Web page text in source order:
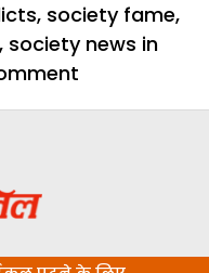
, society fame,
, society news in